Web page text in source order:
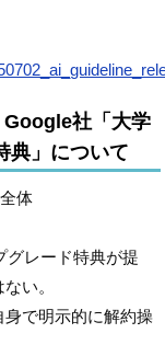
Google社「大学
典」について
体
グレード特典が提
い。
身で明示的に解約操